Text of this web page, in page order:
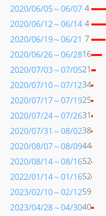
2020/06/05～06/07 4
2020/06/12～06/14 4
2020/06/19～06/21 7
2020/06/26～06/2816
2020/07/03～07/0521
2020/07/10～07/1234
2020/07/17～07/1925
2020/07/24～07/2631
2020/07/31～08/0238
2020/08/07～08/0944
2020/08/14～08/1652
2022/01/14～01/1652
2023/02/10～02/1259
2023/04/28～04/3040